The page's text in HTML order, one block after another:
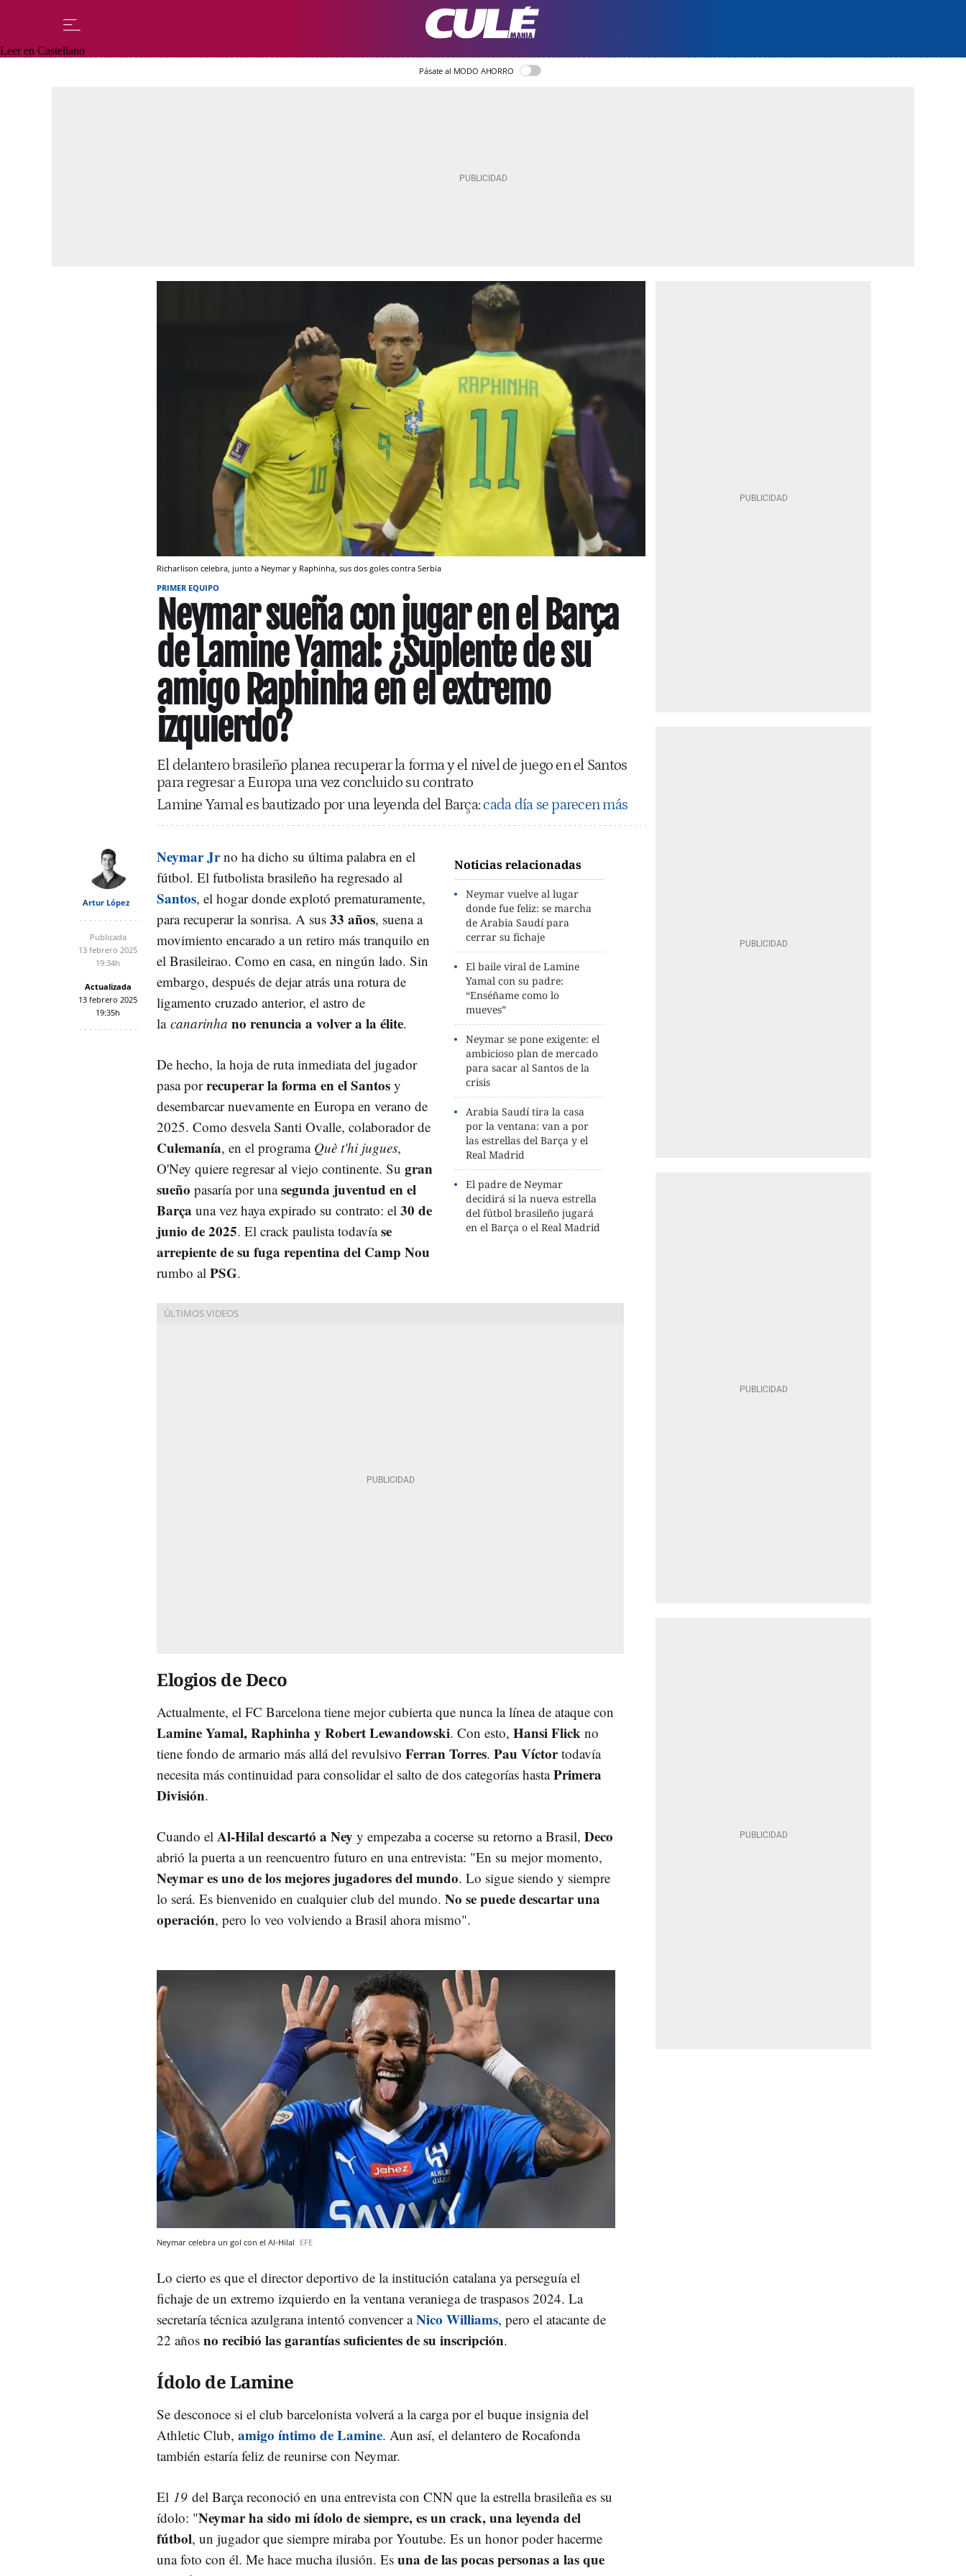
Leer en Castellano
Pásate al MODO AHORRO
Richarlison celebra, junto a Neymar y Raphinha, sus dos goles contra Serbia
PRIMER EQUIPO
Neymar sueña con jugar en el Barça
de Lamine Yamal: ¿Suplente de su
amigo Raphinha en el extremo
izquierdo?
El delantero brasileño planea recuperar la forma y el nivel de juego en el Santos
para regresar a Europa una vez concluido su contrato
Lamine Yamal es bautizado por una leyenda del Barça:cada día se parecen más
Artur López
Publicada
13 febrero 2025
19:34h
Actualizada
13 febrero 2025
19:35h
Noticias relacionadas
Neymar vuelve al lugar
donde fue feliz: se marcha
de Arabia Saudí para
cerrar su fichaje
El baile viral de Lamine
Yamal con su padre:
“Enséñame como lo
mueves”
Neymar se pone exigente: el
ambicioso plan de mercado
para sacar al Santos de la
crisis
Arabia Saudí tira la casa
por la ventana: van a por
las estrellas del Barça y el
Real Madrid
El padre de Neymar
decidirá si la nueva estrella
del fútbol brasileño jugará
en el Barça o el Real Madrid
Neymar Jr no ha dicho su última palabra en el
fútbol. El futbolista brasileño ha regresado al
Santos, el hogar donde explotó prematuramente,
para recuperar la sonrisa. A sus 33 años, suena a
movimiento encarado a un retiro más tranquilo en
el Brasileirao. Como en casa, en ningún lado. Sin
embargo, después de dejar atrás una rotura de
ligamento cruzado anterior, el astro de
la canarinha no renuncia a volver a la élite.
De hecho, la hoja de ruta inmediata del jugador
pasa porrecuperar la forma en el Santos y
desembarcar nuevamente en Europa en verano de
2025. Como desvela Santi Ovalle, colaborador de
Culemanía, en el programa Què t'hi jugues,
O'Ney quiere regresar al viejo continente. Su gran
sueño pasaría por unasegunda juventud en el
Barça una vez haya expirado su contrato: el 30 de
junio de 2025. El crack paulista todavíase
arrepiente de su fuga repentina del Camp Nou
rumbo al PSG.
Elogios de Deco
Actualmente, el FC Barcelona tiene mejor cubierta que nunca la línea de ataque con
Lamine Yamal, Raphinha y Robert Lewandowski. Con esto, Hansi Flick no
tiene fondo de armario más allá del revulsivo Ferran Torres. Pau Víctortodavía
necesita más continuidad para consolidar el salto de dos categorías hastaPrimera
División.
Cuando el Al-Hilal descartó a Ney y empezaba a cocerse su retorno a Brasil, Deco
abrió la puerta a un reencuentro futuro en una entrevista: "En su mejor momento,
Neymar es uno de los mejores jugadores del mundo. Lo sigue siendo y siempre
lo será. Es bienvenido en cualquier club del mundo. No se puede descartar una
operación, pero lo veo volviendo a Brasil ahora mismo".
Neymar celebra un gol con el Al-Hilal EFE
Lo cierto es que el director deportivo de la institución catalana ya perseguía el
fichaje de un extremo izquierdo en la ventana veraniega de traspasos 2024. La
secretaría técnica azulgrana intentó convencer a Nico Williams, pero el atacante de
22 años no recibió las garantías suficientes de su inscripción.
Ídolo de Lamine
Se desconoce si el club barcelonista volverá a la carga por el buque insignia del
Athletic Club, amigo íntimo de Lamine. Aun así, el delantero de Rocafonda
también estaría feliz de reunirse con Neymar.
El 19 del Barça reconoció en una entrevista con CNN que la estrella brasileña es su
ídolo: "Neymar ha sido mi ídolo de siempre, es un crack, una leyenda del
fútbol, un jugador que siempre miraba por Youtube. Es un honor poder hacerme
una foto con él. Me hace mucha ilusión. Es una de las pocas personas a las que